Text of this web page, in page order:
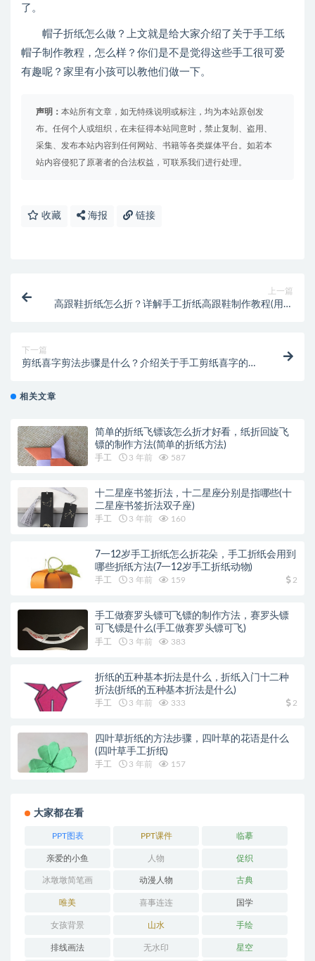
了。
帽子折纸怎么做？上文就是给大家介绍了关于手工纸
帽子制作教程，怎么样？你们是不是觉得这些手工很可爱
有趣呢？家里有小孩可以教他们做一下。
声明： 本站所有文章，如无特殊说明或标注，均为本站原创发
布。任何个人或组织，在未征得本站同意时，禁止复制、盗用、
采集、发布本站内容到任何网站、书籍等各类媒体平台。如若本
站内容侵犯了原著者的合法权益，可联系我们进行处理。
收藏 海报 链接
上一篇
高跟鞋折纸怎么折？详解手工折纸高跟鞋制作教程(用折
下一篇
剪纸喜字剪法步骤是什么？介绍关于手工剪纸喜字的方
相关文章
简单的折纸飞镖该怎么折才好看，纸折回旋飞
镖的制作方法(简单的折纸方法)
手工 3 年前 587
十二星座书签折法，十二星座分别是指哪些(十
二星座书签折法双子座)
手工 3 年前 160
7一12岁手工折纸怎么折花朵，手工折纸会用到
哪些折纸方法(7一12岁手工折纸动物)
手工 3 年前 159 2
手工做赛罗头镖可飞镖的制作方法，赛罗头镖
可飞镖是什么(手工做赛罗头镖可飞)
手工 3 年前 383
折纸的五种基本折法是什么，折纸入门十二种
折法(折纸的五种基本折法是什么)
手工 3 年前 333 2
四叶草折纸的方法步骤，四叶草的花语是什么
(四叶草手工折纸)
手工 3 年前 157
大家都在看
PPT图表 PPT课件 临摹
亲爱的小鱼 人物 促织
冰墩墩简笔画 动漫人物 古典
唯美 喜事连连 国学
女孩背景 山水 手绘
排线画法 无水印 星空